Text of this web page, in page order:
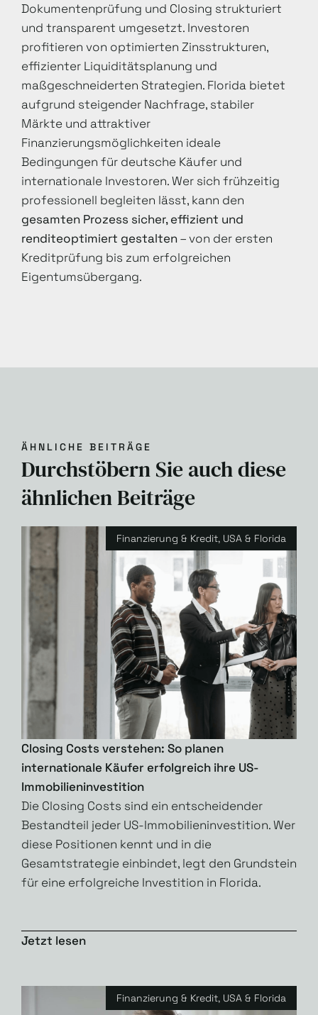
Dokumentenprüfung und Closing strukturiert
und transparent umgesetzt. Investoren
profitieren von optimierten Zinsstrukturen,
effizienter Liquiditätsplanung und
maßgeschneiderten Strategien. Florida bietet
aufgrund steigender Nachfrage, stabiler
Märkte und attraktiver
Finanzierungsmöglichkeiten ideale
Bedingungen für deutsche Käufer und
internationale Investoren. Wer sich frühzeitig
professionell begleiten lässt, kann den
gesamten Prozess sicher, effizient und
renditeoptimiert gestalten– von der ersten
Kreditprüfung bis zum erfolgreichen
Eigentumsübergang.
ÄHNLICHE BEITRÄGE
Durchstöbern Sie auch diese
ähnlichen Beiträge
Finanzierung & Kredit, USA & Florida
Closing Costs verstehen: So planen
internationale Käufer erfolgreich ihre US-
Immobilieninvestition
Die Closing Costs sind ein entscheidender
Bestandteil jeder US-Immobilieninvestition. Wer
diese Positionen kennt und in die
Gesamtstrategie einbindet, legt den Grundstein
für eine erfolgreiche Investition in Florida.
Jetzt lesen
Finanzierung & Kredit, USA & Florida